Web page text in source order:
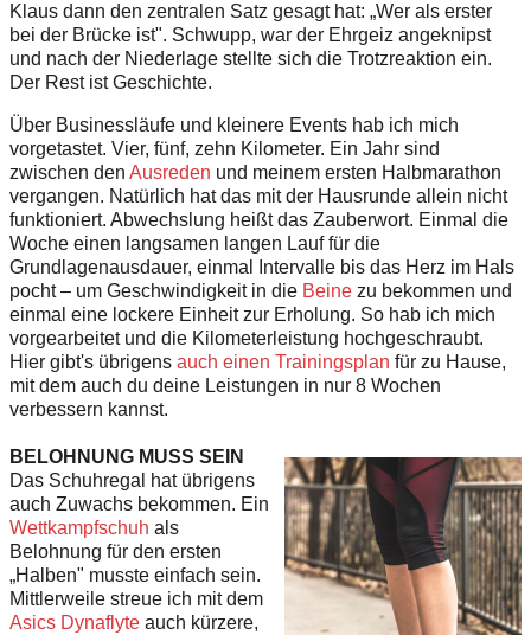
Klaus dann den zentralen Satz gesagt hat: „Wer als erster
bei der Brücke ist". Schwupp, war der Ehrgeiz angeknipst
und nach der Niederlage stellte sich die Trotzreaktion ein.
Der Rest ist Geschichte.
Über Businessläufe und kleinere Events hab ich mich
vorgetastet. Vier, fünf, zehn Kilometer. Ein Jahr sind
zwischen den Ausreden und meinem ersten Halbmarathon
vergangen. Natürlich hat das mit der Hausrunde allein nicht
funktioniert. Abwechslung heißt das Zauberwort. Einmal die
Woche einen langsamen langen Lauf für die
Grundlagenausdauer, einmal Intervalle bis das Herz im Hals
pocht – um Geschwindigkeit in die Beine zu bekommen und
einmal eine lockere Einheit zur Erholung. So hab ich mich
vorgearbeitet und die Kilometerleistung hochgeschraubt.
Hier gibt's übrigens auch einen Trainingsplan für zu Hause,
mit dem auch du deine Leistungen in nur 8 Wochen
verbessern kannst.
BELOHNUNG MUSS SEIN
Das Schuhregal hat übrigens
auch Zuwachs bekommen. Ein
Wettkampfschuh als
Belohnung für den ersten
„Halben" musste einfach sein.
Mittlerweile streue ich mit dem
Asics Dynaflyte auch kürzere,